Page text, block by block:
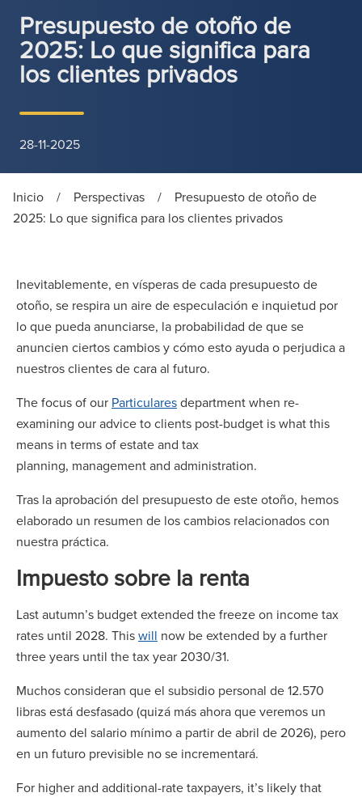
Presupuesto de otoño de
2025: Lo que significa para
los clientes privados
28-11-2025
Inicio / Perspectivas /
Presupuesto de otoño de
2025: Lo que significa para los clientes privados
Inevitablemente, en vísperas de cada presupuesto de
otoño, se respira un aire de especulación e inquietud por
lo que pueda anunciarse, la probabilidad de que se
anuncien ciertos cambios y cómo esto ayuda o perjudica a
nuestros clientes de cara al futuro.
The focus of our Particularesdepartment when re-
examining our advice to clients post-budget is what this
means in terms of estate and tax
planning, management and administration.
Tras la aprobación del presupuesto de este otoño, hemos
elaborado un resumen de los cambios relacionados con
nuestra práctica.
Impuesto sobre la renta
Last autumn’s budget extended the freeze on income tax
rates until 2028. Thiswill now be extended by a further
three years until the tax year 2030/31.
Muchos consideran que el subsidio personal de 12.570
libras está desfasado (quizá más ahora que veremos un
aumento del salario mínimo a partir de abril de 2026), pero
en un futuro previsible no se incrementará.
For higher and additional-rate taxpayers, it’s likely that